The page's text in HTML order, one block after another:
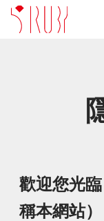
歡迎您光
稱本網站